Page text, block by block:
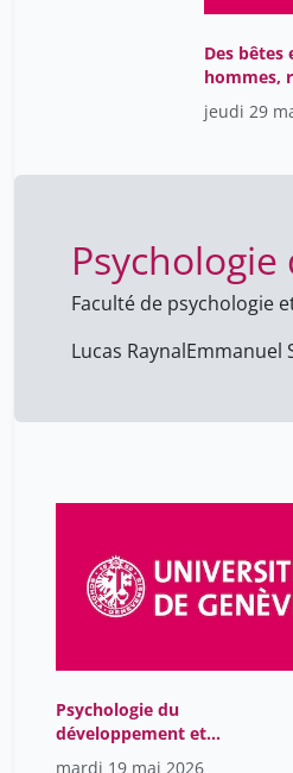
Des bêtes
hommes,
et les
jeudi 29
Faculté de psychologie
Lucas RaynalEmmanuel
Psychologie du
développement et
apprentissage en
mardi 19 mai 2026